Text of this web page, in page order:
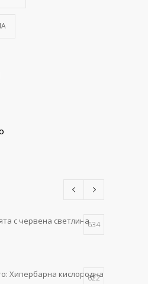
с червена светлина634
Хипербарна кислородна терапия в
622